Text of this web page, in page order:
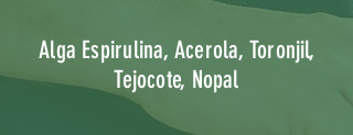
Alga Espirulina, Acerola, Toronjil,
Tejocote, Nopal